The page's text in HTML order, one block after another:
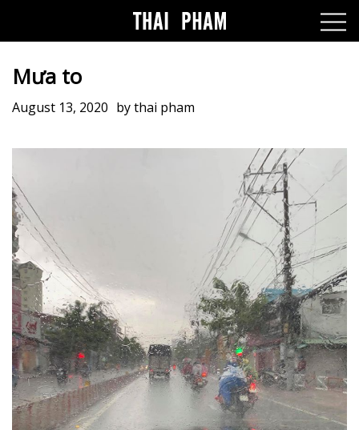
Mưa to
August 13, 2020 bythai pham